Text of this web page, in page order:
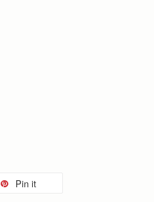
Pin it